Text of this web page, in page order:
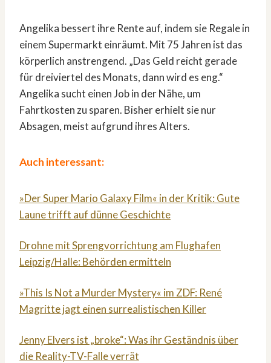
Angelika bessert ihre Rente auf, indem sie Regale in
einem Supermarkt einräumt. Mit 75 Jahren ist das
körperlich anstrengend. „Das Geld reicht gerade
für dreiviertel des Monats, dann wird es eng.“
Angelika sucht einen Job in der Nähe, um
Fahrtkosten zu sparen. Bisher erhielt sie nur
Absagen, meist aufgrund ihres Alters.
Auch interessant:
»Der Super Mario Galaxy Film« in der Kritik: Gute
Laune trifft auf dünne Geschichte
Drohne mit Sprengvorrichtung am Flughafen
Leipzig/Halle: Behörden ermitteln
»This Is Not a Murder Mystery« im ZDF: René
Magritte jagt einen surrealistischen Killer
Jenny Elvers ist „broke“: Was ihr Geständnis über
die Reality-TV-Falle verrät